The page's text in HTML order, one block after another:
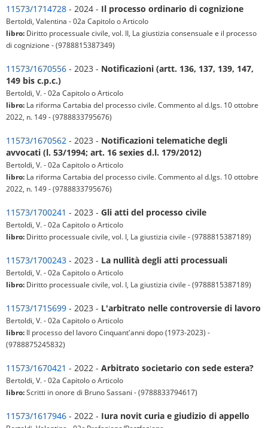
11573/1714728 - 2024 - Il processo ordinario di cognizione
Bertoldi, Valentina - 02a Capitolo o Articolo
libro: Diritto processuale civile, vol. II, La giustizia consensuale e il processo
di cognizione - (9788815387349)
11573/1670556 - 2023 - Notificazioni (artt. 136, 137, 139, 147,
149 bis c.p.c.)
Bertoldi, V. - 02a Capitolo o Articolo
libro: La riforma Cartabia del processo civile. Commento al d.lgs. 10 ottobre
2022, n. 149 - (9788833795676)
11573/1670562 - 2023 - Notificazioni telematiche degli
avvocati (l. 53/1994; art. 16 sexies d.l. 179/2012)
Bertoldi, V. - 02a Capitolo o Articolo
libro: La riforma Cartabia del processo civile. Commento al d.lgs. 10 ottobre
2022, n. 149 - (9788833795676)
11573/1700241 - 2023 - Gli atti del processo civile
Bertoldi, V. - 02a Capitolo o Articolo
libro: Diritto processuale civile, vol. I, La giustizia civile - (9788815387189)
11573/1700243 - 2023 - La nullità degli atti processuali
Bertoldi, V. - 02a Capitolo o Articolo
libro: Diritto processuale civile, vol. I, La giustizia civile - (9788815387189)
11573/1715699 - 2023 - L'arbitrato nelle controversie di lavoro
Bertoldi, V. - 02a Capitolo o Articolo
libro: Il processo del lavoro Cinquant'anni dopo (1973-2023) -
(9788875245832)
11573/1670421 - 2022 - Arbitrato societario con sede estera?
Bertoldi, V. - 02a Capitolo o Articolo
libro:Scritti in onore di Bruno Sassani - (9788833794617)
11573/1617946 - 2022 - Iura novit curia e giudizio di appello